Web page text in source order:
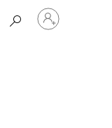
Prihláste
sa